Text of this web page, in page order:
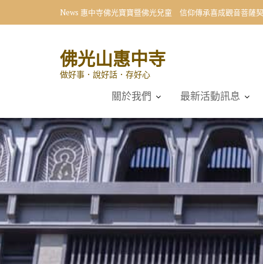
News 惠中寺佛光寶寶暨佛光兒童 信仰傳承喜成觀音菩薩
佛光山惠中寺
做好事．說好話．存好心
關於我們 最新活動訊息